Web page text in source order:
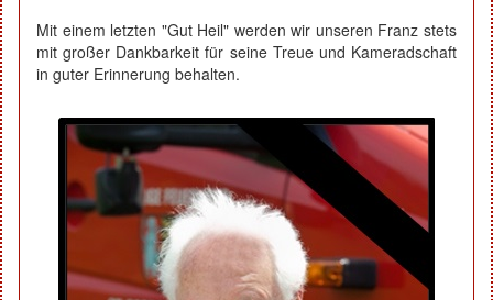
Mit einem letzten "Gut Heil" werden wir unseren Franz stets
mit großer Dankbarkeit für seine Treue und Kameradschaft
in guter Erinnerung behalten.